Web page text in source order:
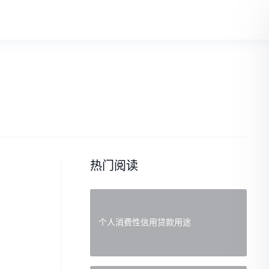
热门阅读
个人消费性信用贷款用途